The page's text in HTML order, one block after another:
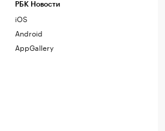
РБК Новости
iOS
Android
AppGallery